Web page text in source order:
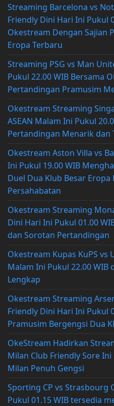
Streaming Barcelona vs
Friendly Dini Hari Ini Pukul
Okestream Dengan Sajian
Eropa Terbaru
Streaming PSG vs Man
Pukul 22.00 WIB Bersama
Pertandingan Pramusim
Okestream Streaming
ASEAN Malam Ini Pukul
Pertandingan Menarik dan
Okestream Aston Villa vs
Ini Pukul 19.00 WIB
Duel Dua Klub Besar
Persahabatan
Okestream Streaming
Dini Hari Ini Pukul 01.00
dan Sorotan Pertandingan
Okestream Kupas KuPS vs
Malam Ini Pukul 22.00 WIB
Lengkap
Okestream Streaming
Friendly Dini Hari Ini Pukul
Pramusim Bergengsi Dua
OkeStream Hadirkan
Milan Club Friendly Sore
Milan Penuh Gengsi
Sporting CP vs Strasbourg
Pukul 01.15 WIB tersedia